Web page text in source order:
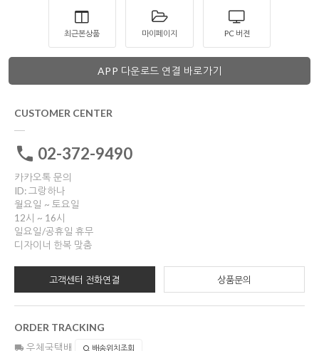
최근본상품 마이페이지 PC 버젼
APP 다운로드 연결 바로가기
CUSTOMER CENTER
02-372-9490
카카오톡 문의
ID: 그랑하나
월요일 ~ 토요일
12시 ~ 16시
일요일/공휴일 휴무
디자이너 한복 맞춤
고객센터 전화연결 상품문의
ORDER TRACKING
우체국택배 배송위치조회